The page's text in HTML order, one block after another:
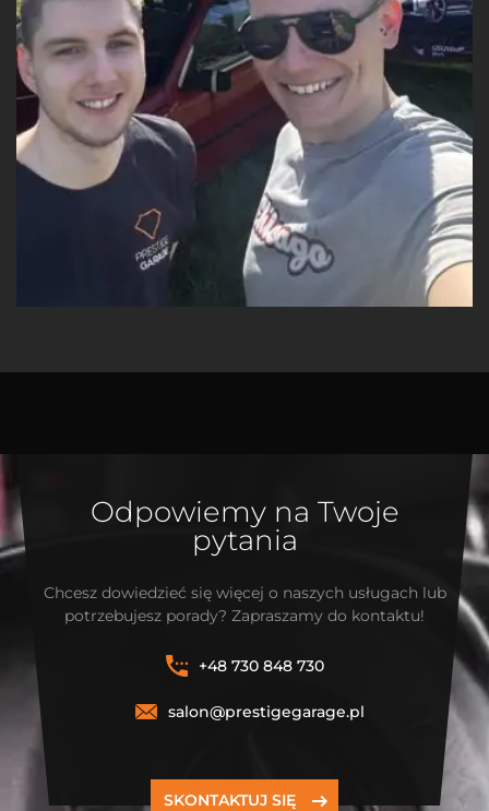
Odpowiemy na Twoje
pytania
Chcesz dowiedzieć się więcej o naszych usługach lub
potrzebujesz porady? Zapraszamy do kontaktu!
+48 730 848 730
salon@prestigegarage.pl
SKONTAKTUJ SIĘ